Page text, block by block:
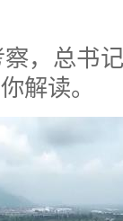
总书记
解读。